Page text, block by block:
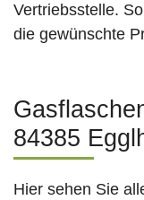
Vertriebsstelle.
die gewünschte
84385
Hier sehen Sie